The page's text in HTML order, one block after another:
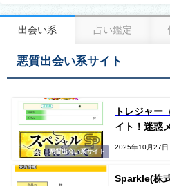
出会い系 占い鑑定
悪質出会い系サイト
悪質出会い系サイト
トレジャー
イト！迷惑
2025年10月27日
Sparkle(株